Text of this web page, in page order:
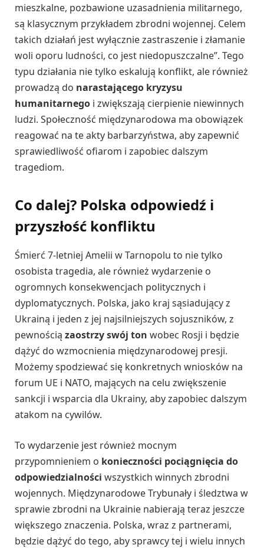
mieszkalne, pozbawione uzasadnienia militarnego,
są klasycznym przykładem zbrodni wojennej. Celem
takich działań jest wyłącznie zastraszenie i złamanie
woli oporu ludności, co jest niedopuszczalne”. Tego
typu działania nie tylko eskalują konflikt, ale również
prowadzą do narastającego kryzysu
humanitarnego i zwiększają cierpienie niewinnych
ludzi. Społeczność międzynarodowa ma obowiązek
reagować na te akty barbarzyństwa, aby zapewnić
sprawiedliwość ofiarom i zapobiec dalszym
tragediom.
Co dalej? Polska odpowiedź i
przyszłość konfliktu
Śmierć 7-letniej Amelii w Tarnopolu to nie tylko
osobista tragedia, ale również wydarzenie o
ogromnych konsekwencjach politycznych i
dyplomatycznych. Polska, jako kraj sąsiadujący z
Ukrainą i jeden z jej najsilniejszych sojuszników, z
pewnością zaostrzy swój ton wobec Rosji i będzie
dążyć do wzmocnienia międzynarodowej presji.
Możemy spodziewać się konkretnych wniosków na
forum UE i NATO, mających na celu zwiększenie
sankcji i wsparcia dla Ukrainy, aby zapobiec dalszym
atakom na cywilów.
To wydarzenie jest również mocnym
przypomnieniem o konieczności pociągnięcia do
odpowiedzialności wszystkich winnych zbrodni
wojennych. Międzynarodowe Trybunały i śledztwa w
sprawie zbrodni na Ukrainie nabierają teraz jeszcze
większego znaczenia. Polska, wraz z partnerami,
będzie dążyć do tego, aby sprawcy tej i wielu innych